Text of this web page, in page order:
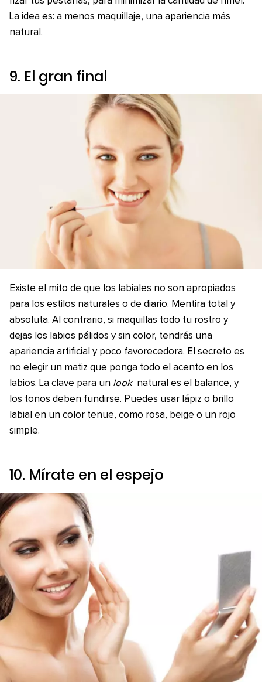
La idea es: a menos maquillaje, una apariencia más
natural.
9. El gran final
Existe el mito de que los labiales no son apropiados
para los estilos naturales o de diario. Mentira total y
absoluta. Al contrario, si maquillas todo tu rostro y
dejas los labios pálidos y sin color, tendrás una
apariencia artificial y poco favorecedora. El secreto es
no elegir un matiz que ponga todo el acento en los
labios. La clave para un look natural es el balance, y
los tonos deben fundirse. Puedes usar lápiz o brillo
labial en un color tenue, como rosa, beige o un rojo
simple.
10. Mírate en el espejo